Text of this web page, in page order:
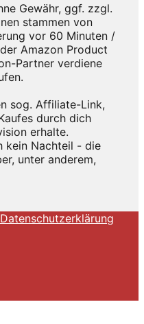
Gewähr, ggf. zzgl.
stammen von
vor 60 Minuten /
Amazon Product
Partner verdiene
sog. Affiliate-Link,
durch dich
erhalte.
kein Nachteil - die
unter anderem,
Datenschutzerklärung